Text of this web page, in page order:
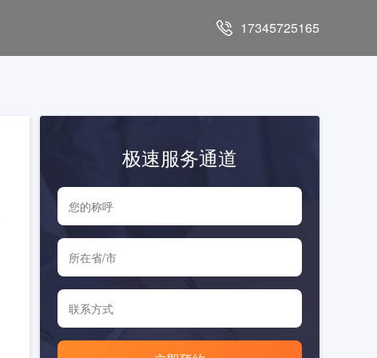
17345725165
极速服务通道